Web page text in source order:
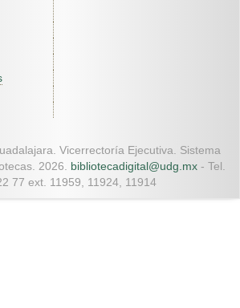
Vicerrectoría Ejecutiva. Sistema
2026. bibliotecadigital@udg.mx - Tel.
77 ext. 11959, 11924, 11914